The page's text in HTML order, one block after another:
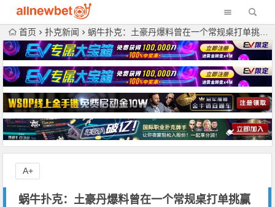
首页 扑克新闻 蜗牛扑克：土豪丹爆料曾在一个常规桌打单挑赢了1280万
蜗牛扑克：土豪丹爆料曾在一个常规桌打单挑赢
A+